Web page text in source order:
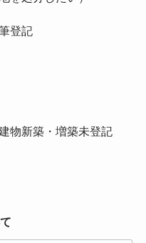
登記
物新築・増築未登記